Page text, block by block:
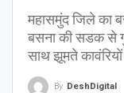
महासमुंद जिले का
बसना की सडक से
साथ झूमते
By DeshDigital